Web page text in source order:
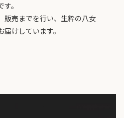
。
販売までを行い、生粋の八女
けしています。